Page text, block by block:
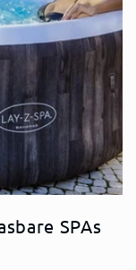
SPAs